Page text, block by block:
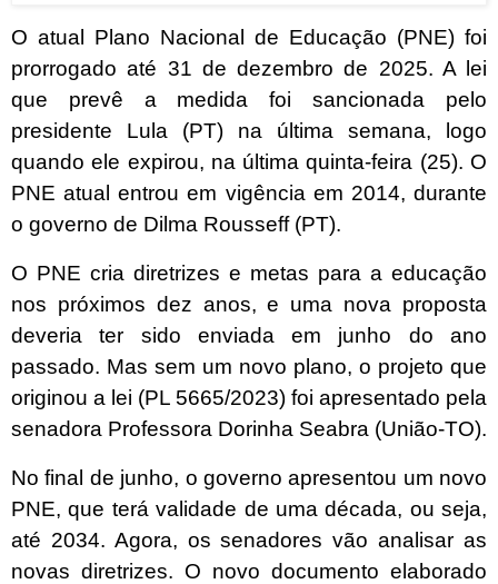
O atual Plano Nacional de Educação (PNE) foi
prorrogado até 31 de dezembro de 2025. A lei
que prevê a medida foi sancionada pelo
presidente Lula (PT) na última semana, logo
quando ele expirou, na última quinta-feira (25). O
PNE atual entrou em vigência em 2014, durante
o governo de Dilma Rousseff (PT).
O PNE cria diretrizes e metas para a educação
nos próximos dez anos, e uma nova proposta
deveria ter sido enviada em junho do ano
passado. Mas sem um novo plano, o projeto que
originou a lei (PL 5665/2023) foi apresentado pela
senadora Professora Dorinha Seabra (União-TO).
No final de junho, o governo apresentou um novo
PNE, que terá validade de uma década, ou seja,
até 2034. Agora, os senadores vão analisar as
novas diretrizes. O novo documento elaborado